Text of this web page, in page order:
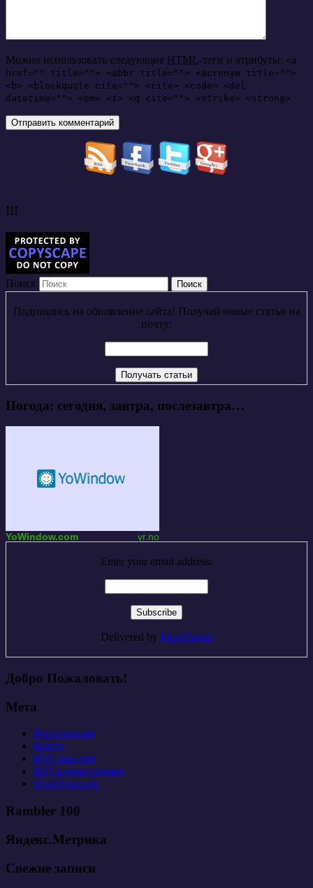
Можно использовать следующие HTML-теги и атрибуты: <a
href="" title=""> <abbr title=""> <acronym title="">
<b> <blockquote cite=""> <cite> <code> <del
datetime=""> <em> <i> <q cite=""> <strike> <strong>
!!!
Поиск
Подпишись на обновление сайта! Получай новые статьи на
почту:
Погода: сегодня, завтра, послезавтра…
YoWindow.com yr.no
Enter your email address:
Delivered by FeedBurner
Добро Пожаловать!
Мета
Регистрация
Войти
RSS записей
RSS комментариев
WordPress.org
Rambler 100
Яндекс.Метрика
Свежие записи